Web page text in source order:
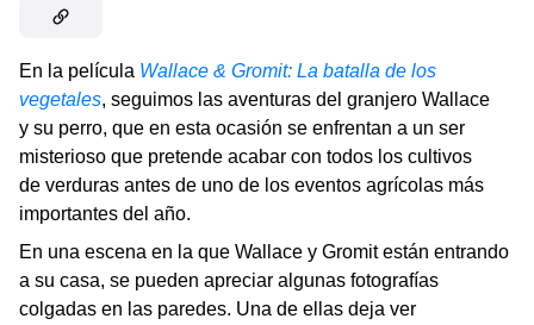
En la película Wallace & Gromit: La batalla de los
vegetales, seguimos las aventuras del granjero Wallace
y su perro, que en esta ocasión se enfrentan a un ser
misterioso que pretende acabar con todos los cultivos
de verduras antes de uno de los eventos agrícolas más
importantes del año.
En una escena en la que Wallace y Gromit están entrando
a su casa, se pueden apreciar algunas fotografías
colgadas en las paredes. Una de ellas deja ver